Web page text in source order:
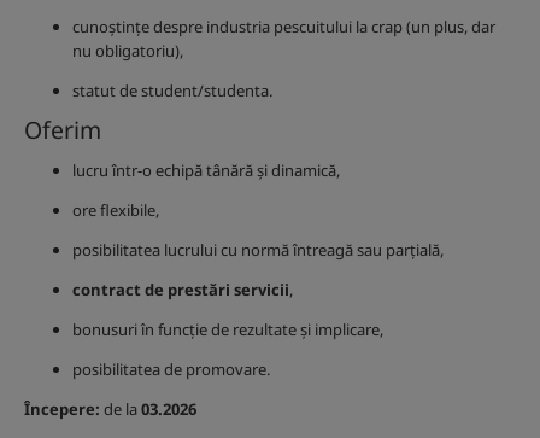
cunoștințe despre industria pescuitului la crap (un plus, dar
nu obligatoriu),
statut de student/studenta.
Oferim
lucru într-o echipă tânără și dinamică,
ore flexibile,
posibilitatea lucrului cu normă întreagă sau parțială,
contract de prestări servicii,
bonusuri în funcție de rezultate și implicare,
posibilitatea de promovare.
Începere: de la03.2026